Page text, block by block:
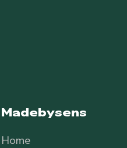
Madebysens
Home